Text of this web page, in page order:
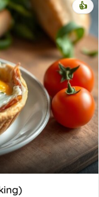
👍